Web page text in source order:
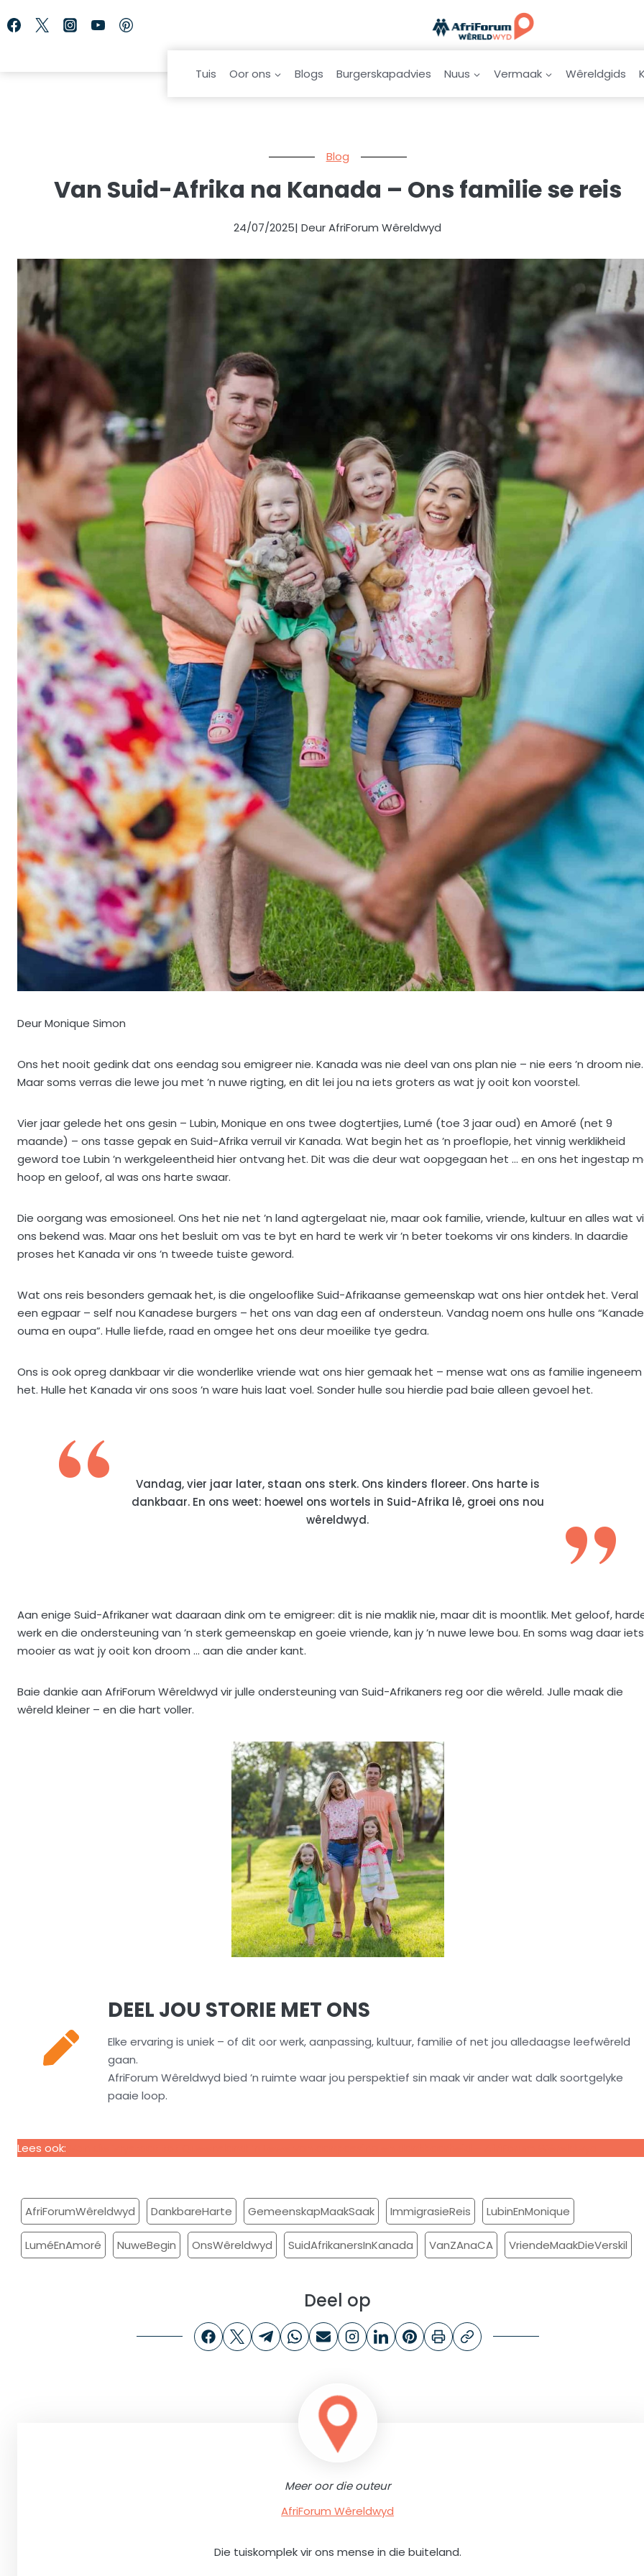
to
Tuis Oor ons Blogs Burgerskapadvies Nuus Vermaak Wêreldgids
Blog
Van Suid-Afrika na Kanada – Ons familie se reis
24/07/2025| Deur AfriForum Wêreldwyd
Deur Monique Simon
Ons het nooit gedink dat ons eendag sou emigreer nie. Kanada was nie deel van ons plan nie – nie eers ’n droom nie.
Maar soms verras die lewe jou met ’n nuwe rigting, en dit lei jou na iets groters as wat jy ooit kon voorstel.
Vier jaar gelede het ons gesin – Lubin, Monique en ons twee dogtertjies, Lumé (toe 3 jaar oud) en Amoré (net 9
maande) – ons tasse gepak en Suid-Afrika verruil vir Kanada. Wat begin het as ’n proeflopie, het vinnig werklikheid
geword toe Lubin ’n werkgeleentheid hier ontvang het. Dit was die deur wat oopgegaan het … en ons het ingestap
hoop en geloof, al was ons harte swaar.
Die oorgang was emosioneel. Ons het nie net ’n land agtergelaat nie, maar ook familie, vriende, kultuur en alles wat
ons bekend was. Maar ons het besluit om vas te byt en hard te werk vir ’n beter toekoms vir ons kinders. In daardie
proses het Kanada vir ons ’n tweede tuiste geword.
Wat ons reis besonders gemaak het, is die ongelooflike Suid-Afrikaanse gemeenskap wat ons hier ontdek het. Veral
een egpaar – self nou Kanadese burgers – het ons van dag een af ondersteun. Vandag noem ons hulle ons
ouma en oupa”. Hulle liefde, raad en omgee het ons deur moeilike tye gedra.
Ons is ook opreg dankbaar vir die wonderlike vriende wat ons hier gemaak het – mense wat ons as familie ingeneem
het. Hulle het Kanada vir ons soos ’n ware huis laat voel. Sonder hulle sou hierdie pad baie alleen gevoel het.
Vandag, vier jaar later, staan ons sterk. Ons kinders floreer. Ons harte is
dankbaar. En ons weet: hoewel ons wortels in Suid-Afrika lê, groei ons nou
wêreldwyd.
Aan enige Suid-Afrikaner wat daaraan dink om te emigreer: dit is nie maklik nie, maar dit is moontlik. Met geloof,
werk en die ondersteuning van ’n sterk gemeenskap en goeie vriende, kan jy ’n nuwe lewe bou. En soms wag daar iets
mooier as wat jy ooit kon droom … aan die ander kant.
Baie dankie aan AfriForum Wêreldwyd vir julle ondersteuning van Suid-Afrikaners reg oor die wêreld. Julle maak die
wêreld kleiner – en die hart voller.
DEEL JOU STORIE MET ONS
Elke ervaring is uniek – of dit oor werk, aanpassing, kultuur, familie of net jou alledaagse leefwêreld
gaan.
AfriForum Wêreldwyd bied ’n ruimte waar jou perspektief sin maak vir ander wat dalk soortgelyke
paaie loop.
Lees ook:
AfriForumWêreldwyd DankbareHarte GemeenskapMaakSaak ImmigrasieReis LubinEnMonique
LuméEnAmoré NuweBegin OnsWêreldwyd SuidAfrikanersInKanada VanZAnaCA VriendeMaakDieVerskil
Deel op
Meer oor die outeur
AfriForum Wêreldwyd
Die tuiskomplek vir ons mense in die buiteland.